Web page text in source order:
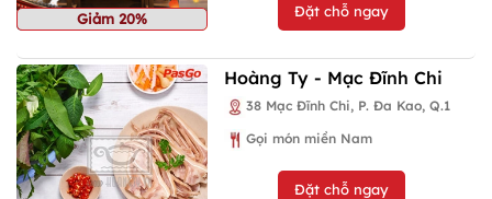
Giảm 20% Đặt chỗ ngay
Hoàng Ty - Mạc Đĩnh Chi
38 Mạc Đĩnh Chi, P. Đa Kao, Q.1
Gọi món miền Nam
Đặt chỗ ngay